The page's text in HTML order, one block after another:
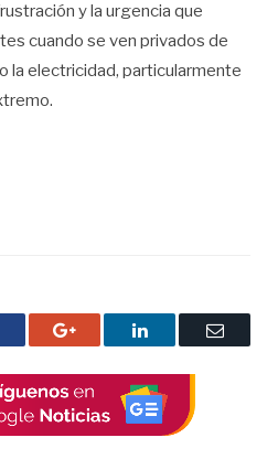
y la urgencia que
cuando se ven privados de
la electricidad, particularmente
Google+ LinkedIn
Correo